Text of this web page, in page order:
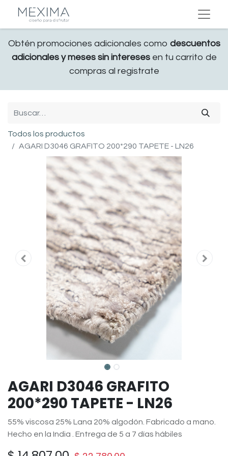
Obtén promociones adicionales como descuentos
adicionales y meses sin interesesen tu carrito de
compras al registrate
Todos los productos
AGARI D3046 GRAFITO 200*290 TAPETE - LN26
AGARI D3046 GRAFITO
200*290 TAPETE - LN26
55% viscosa 25% Lana 20% algodón. Fabricado a mano.
Hecho en la India . Entrega de 5 a 7 días hábiles